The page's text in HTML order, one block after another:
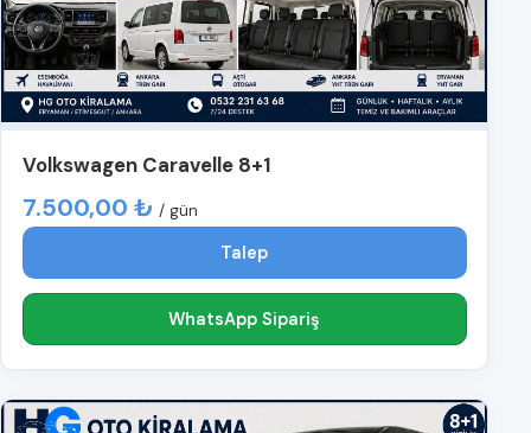
Volkswagen Caravelle 8+1
7.500,00 ₺ / gün
Talep
WhatsApp Sipariş